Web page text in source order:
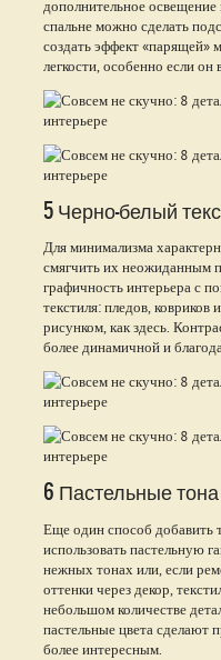
дополнительное
спальне можно сделать
создать эффект «парящей»
легкости, особенно если
5 Черно-белый
Для минимализма
смягчить их неожиданным
графичность интерьера с
текстиля: пледов,
рисунком, как здесь.
более динамичной и
6 Пастельные тона
Еще один способ добавить
использовать пастельную
нежных тонах или, если
оттенки через декор,
небольшом количестве
пастельные цвета сделают
более интересным.